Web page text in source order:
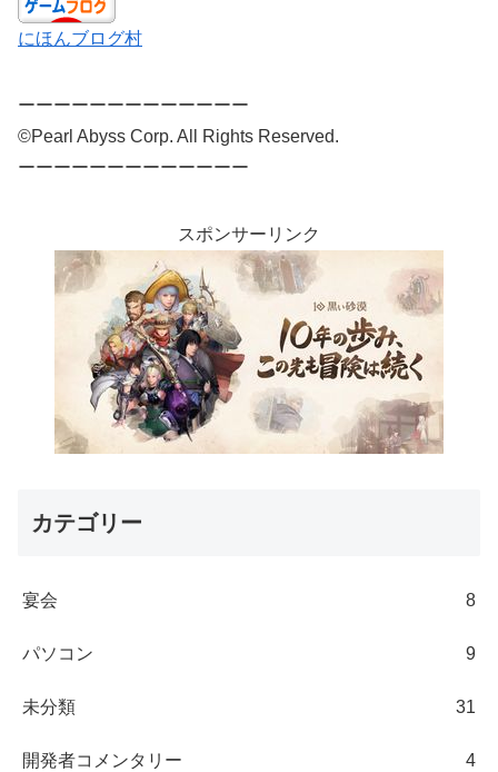
にほんブログ村
ーーーーーーーーーーーーー
©Pearl Abyss Corp. All Rights Reserved.
ーーーーーーーーーーーーー
スポンサーリンク
カテゴリー
宴会 8
パソコン 9
未分類 31
開発者コメンタリー 4